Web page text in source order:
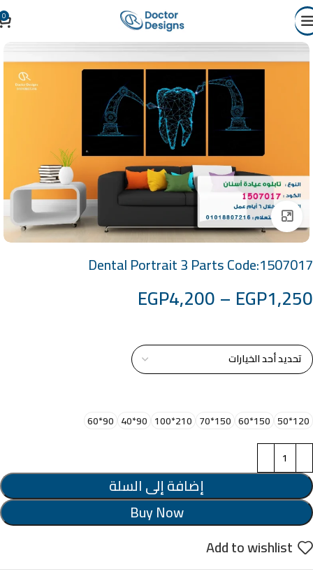
0
Click to enlarge
Dental Portrait 3 Parts Code:1507017
EGP1,250
–
EGP4,200
120*50
150*60
150*70
210*100
90*40
90*60
إضافة إلى السلة
Buy Now
Add to wishlist